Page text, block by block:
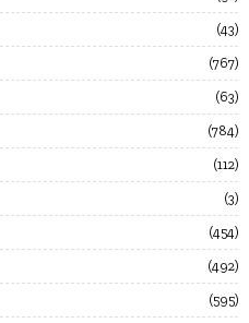
43
767
63
784
112
3
454
492
595